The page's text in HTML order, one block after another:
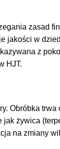
zasad
jakości w
z
HJT.
Obróbka trwa
jak żywica
na zmiany